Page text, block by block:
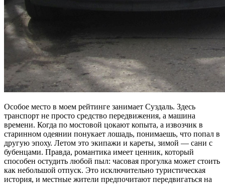
Особое место в моем рейтинге занимает Суздаль. Здесь
транспорт не просто средство передвижения, а машина
времени. Когда по мостовой цокают копыта, а извозчик в
старинном одеянии понукает лошадь, понимаешь, что попал в
другую эпоху. Летом это экипажи и кареты, зимой — сани с
бубенцами. Правда, романтика имеет ценник, который
способен остудить любой пыл: часовая прогулка может стоить
как небольшой отпуск. Это исключительно туристическая
история, и местные жители предпочитают передвигаться на